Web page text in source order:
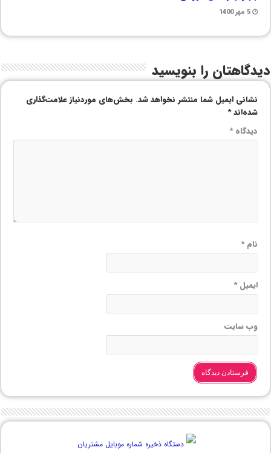
5 مهر 1400
دیدگاهتان را بنویسید
نشانی ایمیل شما منتشر نخواهد شد. بخش‌های موردنیاز علامت‌گذاری
شده‌اند*
دیدگاه*
نام*
ایمیل*
وب‌ سایت